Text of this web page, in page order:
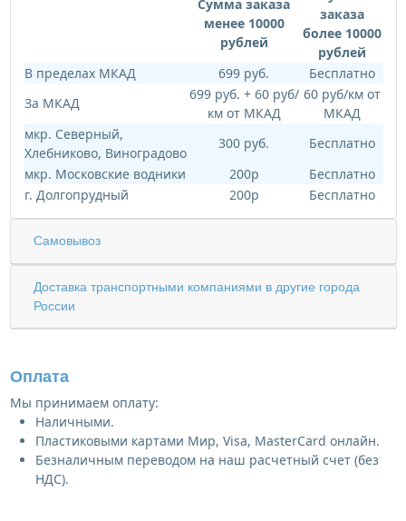
Сумма заказа
менее 10000
рублей
заказа
более 10000
рублей
В пределах МКАД
699 руб.
Бесплатно
За МКАД
699 руб. + 60 руб/
км от МКАД
60 руб/км от
МКАД
мкр. Северный,
Хлебниково, Виноградово
300 руб.
Бесплатно
мкр. Московские водники
200р
Бесплатно
г. Долгопрудный
200р Бесплатно
Самовывоз
Доставка транспортными компаниями в другие города
России
Оплата
Мы принимаем оплату:
Наличными.
Пластиковыми картами Мир, Visa, MasterCard онлайн.
Безналичным переводом на наш расчетный счет (без
НДС).